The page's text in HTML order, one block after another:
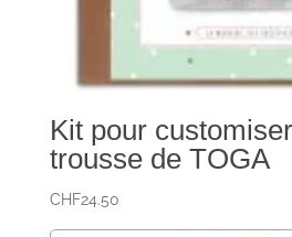
Kit pour
trousse de TOGA
CHF24.50